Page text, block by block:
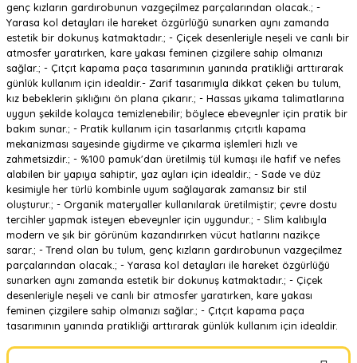
genç kızların gardırobunun vazgeçilmez parçalarından olacak.; -
Yarasa kol detayları ile hareket özgürlüğü sunarken aynı zamanda
estetik bir dokunuş katmaktadır.; - Çiçek desenleriyle neşeli ve canlı bir
atmosfer yaratırken, kare yakası feminen çizgilere sahip olmanızı
sağlar.; - Çıtçıt kapama paça tasarımının yanında pratikliği arttırarak
günlük kullanım için idealdir.- Zarif tasarımıyla dikkat çeken bu tulum,
kız bebeklerin şıklığını ön plana çıkarır.; - Hassas yıkama talimatlarına
uygun şekilde kolayca temizlenebilir; böylece ebeveynler için pratik bir
bakım sunar.; - Pratik kullanım için tasarlanmış çıtçıtlı kapama
mekanizması sayesinde giydirme ve çıkarma işlemleri hızlı ve
zahmetsizdir.; - %100 pamuk'dan üretilmiş tül kumaşı ile hafif ve nefes
alabilen bir yapıya sahiptir, yaz ayları için idealdir.; - Sade ve düz
kesimiyle her türlü kombinle uyum sağlayarak zamansız bir stil
oluşturur.; - Organik materyaller kullanılarak üretilmiştir; çevre dostu
tercihler yapmak isteyen ebeveynler için uygundur.; - Slim kalıbıyla
modern ve şık bir görünüm kazandırırken vücut hatlarını nazikçe
sarar.; - Trend olan bu tulum, genç kızların gardırobunun vazgeçilmez
parçalarından olacak.; - Yarasa kol detayları ile hareket özgürlüğü
sunarken aynı zamanda estetik bir dokunuş katmaktadır.; - Çiçek
desenleriyle neşeli ve canlı bir atmosfer yaratırken, kare yakası
feminen çizgilere sahip olmanızı sağlar.; - Çıtçıt kapama paça
tasarımının yanında pratikliği arttırarak günlük kullanım için idealdir.